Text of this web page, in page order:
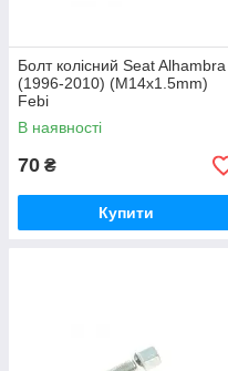
Болт колісний Seat Alhambra
(1996-2010) (M14x1.5mm)
Febi
В наявності
70 ₴
Купити